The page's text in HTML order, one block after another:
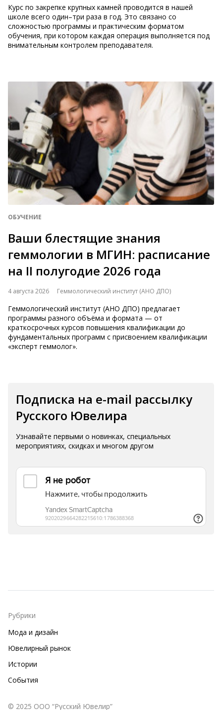
Курс по закрепке крупных камней проводится в нашей
школе всего один–три раза в год. Это связано со
сложностью программы и практическим форматом
обучения, при котором каждая операция выполняется под
внимательным контролем преподавателя.
ОБУЧЕНИЕ
Ваши блестящие знания
геммологии в МГИН: расписание
на II полугодие 2026 года
4 августа 2026 Геммологический институт (АНО ДПО)
Геммологический институт (АНО ДПО) предлагает
программы разного объёма и формата — от
краткосрочных курсов повышения квалификации до
фундаментальных программ с присвоением квалификации
«эксперт геммолог».
Подписка на e-mail рассылку
Русского Ювелира
Узнавайте первыми о новинках, специальных
мероприятиях, скидках и многом другом
© 2025 ООО “Русский Ювелир”
Рубрики
Мода и дизайн
Ювелирный рынок
Истории
События